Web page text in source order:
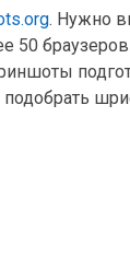
. Нужно
50